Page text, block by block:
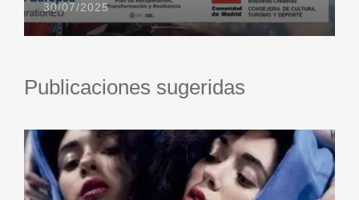
30/07/2025
Publicaciones sugeridas